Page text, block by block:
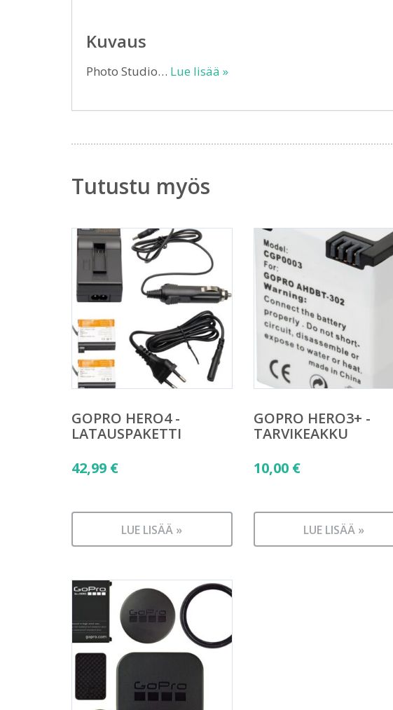
Kuvaus
Photo Studio… Lue lisää »
Tutustu myös
GOPRO HERO4 -
LATAUSPAKETTI
42,99 €
LUE LISÄÄ »
GOPRO HERO3+ -
TARVIKEAKKU
10,00 €
LUE LISÄÄ »